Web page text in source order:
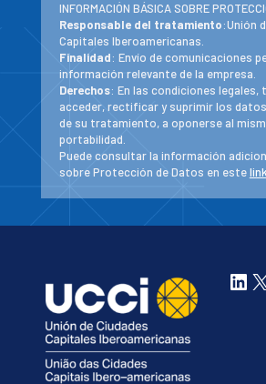
INFORMACIÓN BÁSICA SOBRE
Responsable del tratamiento:Unión
Capitales Iberoamericanas.
Finalidad: Envío de comunicaciones
información relevante de la empresa.
Derechos: En las condiciones legales,
acceder, rectificar y suprimir los
de su tratamiento, a oponerse al
portabilidad.
Puede consultar la información
sobre Protección de Datos en estelink
X